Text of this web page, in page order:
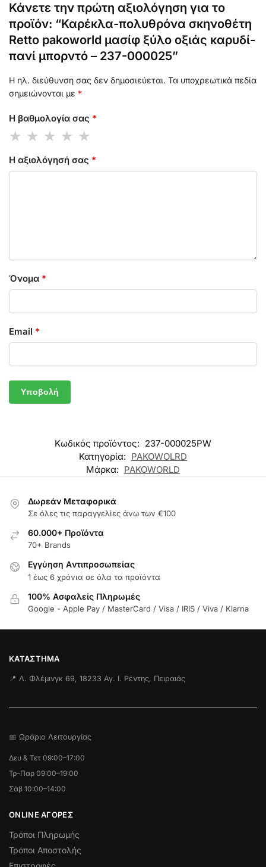
Κάνετε την πρώτη αξιολόγηση για το
προϊόν: “Καρέκλα-πολυθρόνα σκηνοθέτη
Retto pakoworld μασίφ ξύλο οξιάς καρυδί-
πανί μπορντό – 237-000025”
Η ηλ. διεύθυνση σας δεν δημοσιεύεται. Τα υποχρεωτικά πεδία
σημειώνονται με *
Η βαθμολογία σας *
Η αξιολόγησή σας *
Όνομα *
Email *
Κωδικός προϊόντος: 237-000025PW
Κατηγορία: PAKOWOLRD
Μάρκα: PAKOWORLD
Δωρεάν Μεταφορικά
Σε όλες τις παραγγελίες άνω των €100
60.000+ Προϊόντα
70+ Brands
Εγγύηση Aντιπροσωπείας
1 έως 6 χρόνια σε όλα τα προϊόντα
100% Ασφαλείς Πληρωμές
Google - Apple Pay / MasterCard / Visa / IRIS / Viva / Klarna
ΚΑΤΆΣΤΗΜΑ
📍 Λ. Φλέμινγκ 69, 18233 Αγ. Ι. Ρέντης, Πειραιάς
📅 Ωράριο Λειτουργίας
Δευ & Τετ 09:00–17:00
Τρ–Παρ 09:00–19:00
Σάβ 10:00–14:00
ONLINE ΑΓΟΡΕΣ
Τρόποι Πληρωμής
Τρόποι Αποστολής